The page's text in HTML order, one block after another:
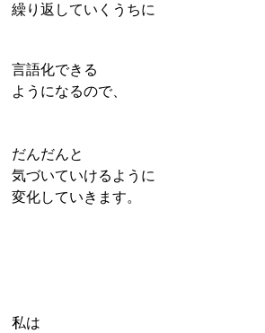
繰り返していくうちに
言語化できる
ようになるので、
だんだんと
気づいていけるように
変化していきます。
私は